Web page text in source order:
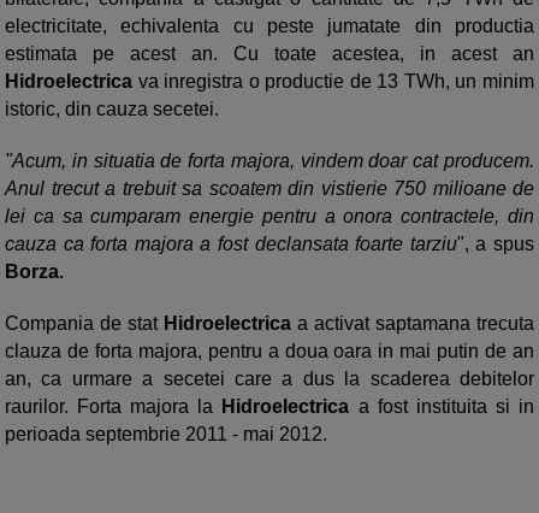
electricitate, echivalenta cu peste jumatate din productia
estimata pe acest an. Cu toate acestea, in acest an
Hidroelectrica va inregistra o productie de 13 TWh, un minim
istoric, din cauza secetei.
"Acum, in situatia de forta majora, vindem doar cat producem.
Anul trecut a trebuit sa scoatem din vistierie 750 milioane de
lei ca sa cumparam energie pentru a onora contractele, din
cauza ca forta majora a fost declansata foarte tarziu", a spus
Borza.
Compania de stat Hidroelectrica a activat saptamana trecuta
clauza de forta majora, pentru a doua oara in mai putin de an
an, ca urmare a secetei care a dus la scaderea debitelor
raurilor. Forta majora la Hidroelectrica a fost instituita si in
perioada septembrie 2011 - mai 2012.